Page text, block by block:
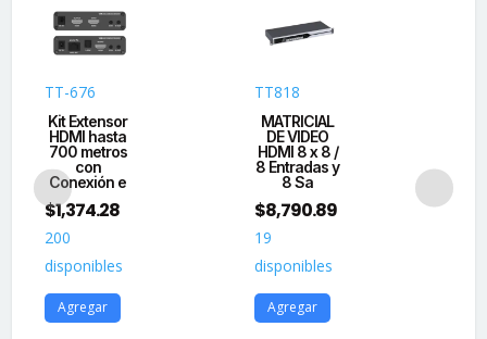
TT-676
Kit Extensor
HDMI hasta
700 metros
con
Conexión e
$1,374.28
200
disponibles
Agregar
TT818
MATRICIAL
DE VIDEO
HDMI 8 x 8 /
8 Entradas y
8 Sa
$8,790.89
19
disponibles
Agregar